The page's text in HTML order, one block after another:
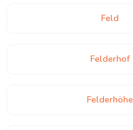
Feld
Felderhof
Felderhöhe